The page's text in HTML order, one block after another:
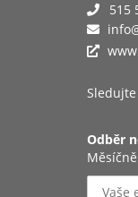
515
Odběr